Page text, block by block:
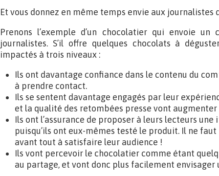
Et vous donnez en même temps envie aux journalistes
Prenons l’exemple d’un chocolatier qui envoie un
journalistes. S’il offre quelques chocolats à
impactés à trois niveaux :
Ils ont davantage confiance dans le contenu du
à prendre contact.
Ils se sentent davantage engagés par leur
et la qualité des retombées presse vont
Ils ont l’assurance de proposer à leurs lecteurs
puisqu’ils ont eux-mêmes testé le produit. Il ne
avant tout à satisfaire leur audience !
Ils vont percevoir le chocolatier comme étant
au partage, et vont donc plus facilement envisager